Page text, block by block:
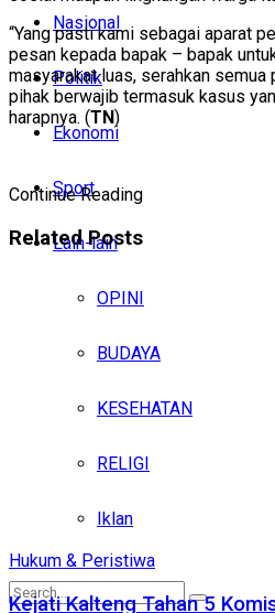
Nasional
Politik
Ekonomi
Sport
Lain-lain
OPINI
BUDAYA
KESEHATAN
RELIGI
Iklan
“Yang pasti kami sebagai aparat
pesan kepada bapak – bapak
masyarakat luas, serahkan
pihak berwajib termasuk kasus
harapnya. (TN)
Continue Reading
RelatedPosts
Hukum & Peristiwa
Kejati Kalteng Tahan 5